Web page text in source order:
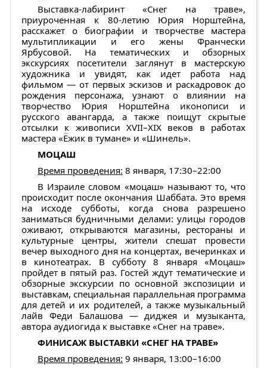
Выставка-лабиринт «Снег на траве»,
приуроченная к 80-летию Юрия Норштейна,
расскажет о биографии и творчестве мастера
мультипликации и его жены Франчески
Ярбусовой. На тематических и обзорных
экскурсиях посетители заглянут в мастерскую
художника и увидят, как идет работа над
фильмом — от первых эскизов и раскадровок до
рождения персонажа, узнают о влиянии на
творчество Юрия Норштейна иконописи и
русского авангарда, а также поищут скрытые
отсылки к живописи XVII–XIX веков в работах
мастера «Ёжик в тумане» и «Шинель».
МОЦАШ
Время проведения: 8 января, 17:30–22:00
В Израиле словом «моцаш» называют то, что
происходит после окончания Шаббата. Это время
на исходе субботы, когда снова разрешено
заниматься будничными делами: улицы городов
оживают, открываются магазины, рестораны и
культурные центры, жители спешат провести
вечер выходного дня на концертах, вечеринках и
в кинотеатрах. В субботу 8 января «Моцаш»
пройдет в пятый раз. Гостей ждут тематические и
обзорные экскурсии по основной экспозиции и
выставкам, специальная параллельная программа
для детей и их родителей, а также музыкальный
лайв Феди Балашова — диджея и музыканта,
автора аудиогида к выставке «Снег на траве».
ФИНИСАЖ ВЫСТАВКИ «СНЕГ НА ТРАВЕ»
Время проведения: 9 января, 13:00–16:00